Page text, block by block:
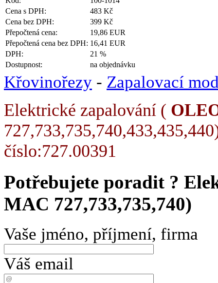
Cena s DPH:
483 Kč
Cena bez DPH:
399 Kč
Přepočtená cena:
19,86 EUR
Přepočtená cena bez DPH: 16,41 EUR
DPH:
21 %
Dostupnost:
na objednávku
Křovinořezy - Zapalovací
Elektrické zapalování (
číslo:727.00391
Potřebujete poradit ?
MAC 727,733,735,740)
Vaše jméno, příjmení, firma
Váš email